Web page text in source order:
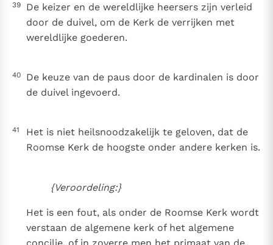
39
De keizer en de wereldlijke heersers zijn verleid
door de duivel, om de Kerk de verrijken met
wereldlijke goederen.
40
De keuze van de paus door de kardinalen is door
de duivel ingevoerd.
41
Het is niet heilsnoodzakelijk te geloven, dat de
Roomse Kerk de hoogste onder andere kerken is.
{Veroordeling:}
Het is een fout, als onder de Roomse Kerk wordt
verstaan de algemene kerk of het algemene